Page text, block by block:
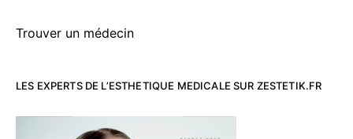
Trouver un médecin
LES EXPERTS DE L’ESTHETIQUE MEDICALE SUR ZESTETIK.FR